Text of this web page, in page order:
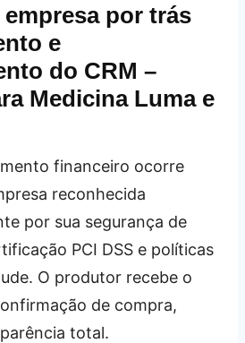
empresa por trás
e
do CRM –
Medicina Luma e
financeiro ocorre
reconhecida
por sua segurança de
PCI DSS e políticas
O produtor recebe o
de compra,
total.